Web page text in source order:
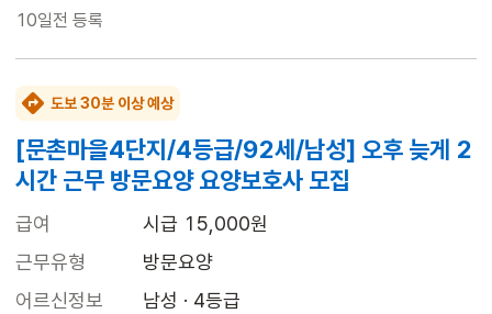
10일전 등록
도보 30분 이상 예상
[문촌마을4단지/4등급/92세/남성] 오후 늦게 2
시간 근무 방문요양 요양보호사 모집
급여
시급 15,000원
근무유형
방문요양
어르신정보
남성 · 4등급